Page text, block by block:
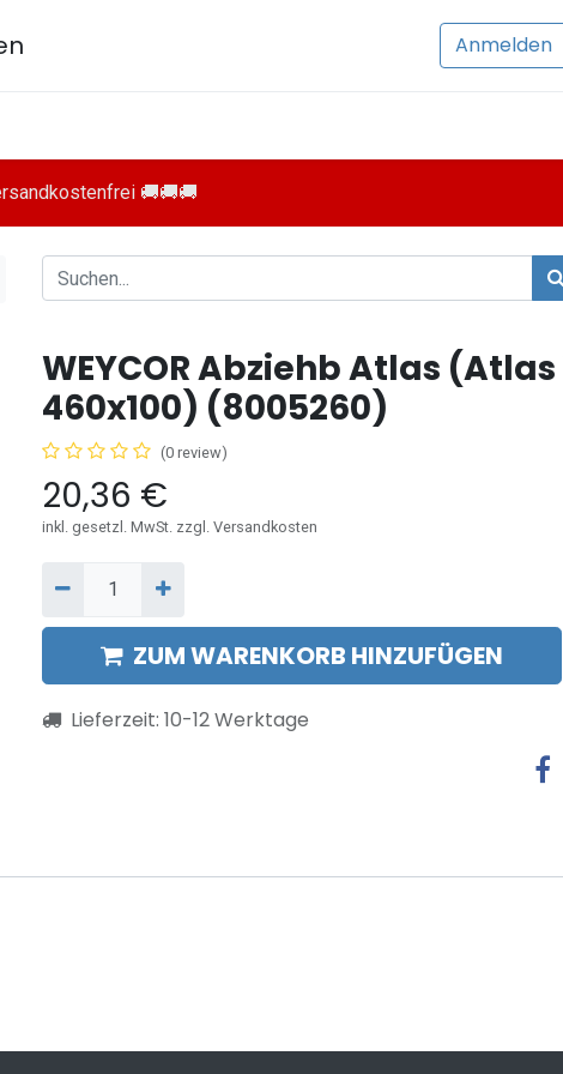
Anmelden
🚚🚚🚚
WEYCOR Abziehb Atlas
460x100) (8005260)
(0 review)
20,36 €
inkl. gesetzl. MwSt. zzgl. Versandkosten
ZUM WARENKORB HINZUFÜGEN
Lieferzeit: 10-12Werktage